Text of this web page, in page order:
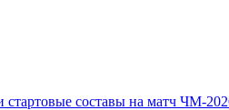
составы на матч